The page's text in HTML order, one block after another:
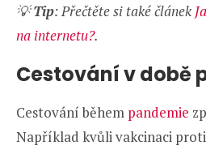
💡Tip: Přečtěte si také článek
na internetu?.
Cestování v době
Cestování během pandemie
Například kvůli vakcinaci proti